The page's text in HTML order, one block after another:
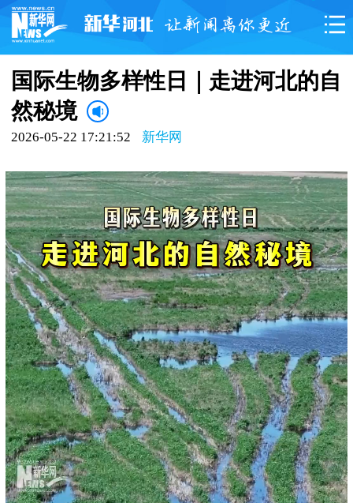
国际生物多样性日｜走进河北的自
然秘境
2026-05-22 17:21:52 新华网